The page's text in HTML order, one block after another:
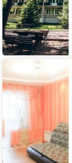
Апартаменты
Никифоровской
22